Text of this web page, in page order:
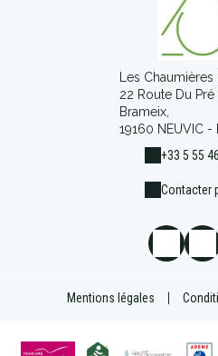
Les Chaumières
22 Route Du Pré
Brameix,
19160 NEUVIC -
+33 5 55
Contacter
Mentions légales |